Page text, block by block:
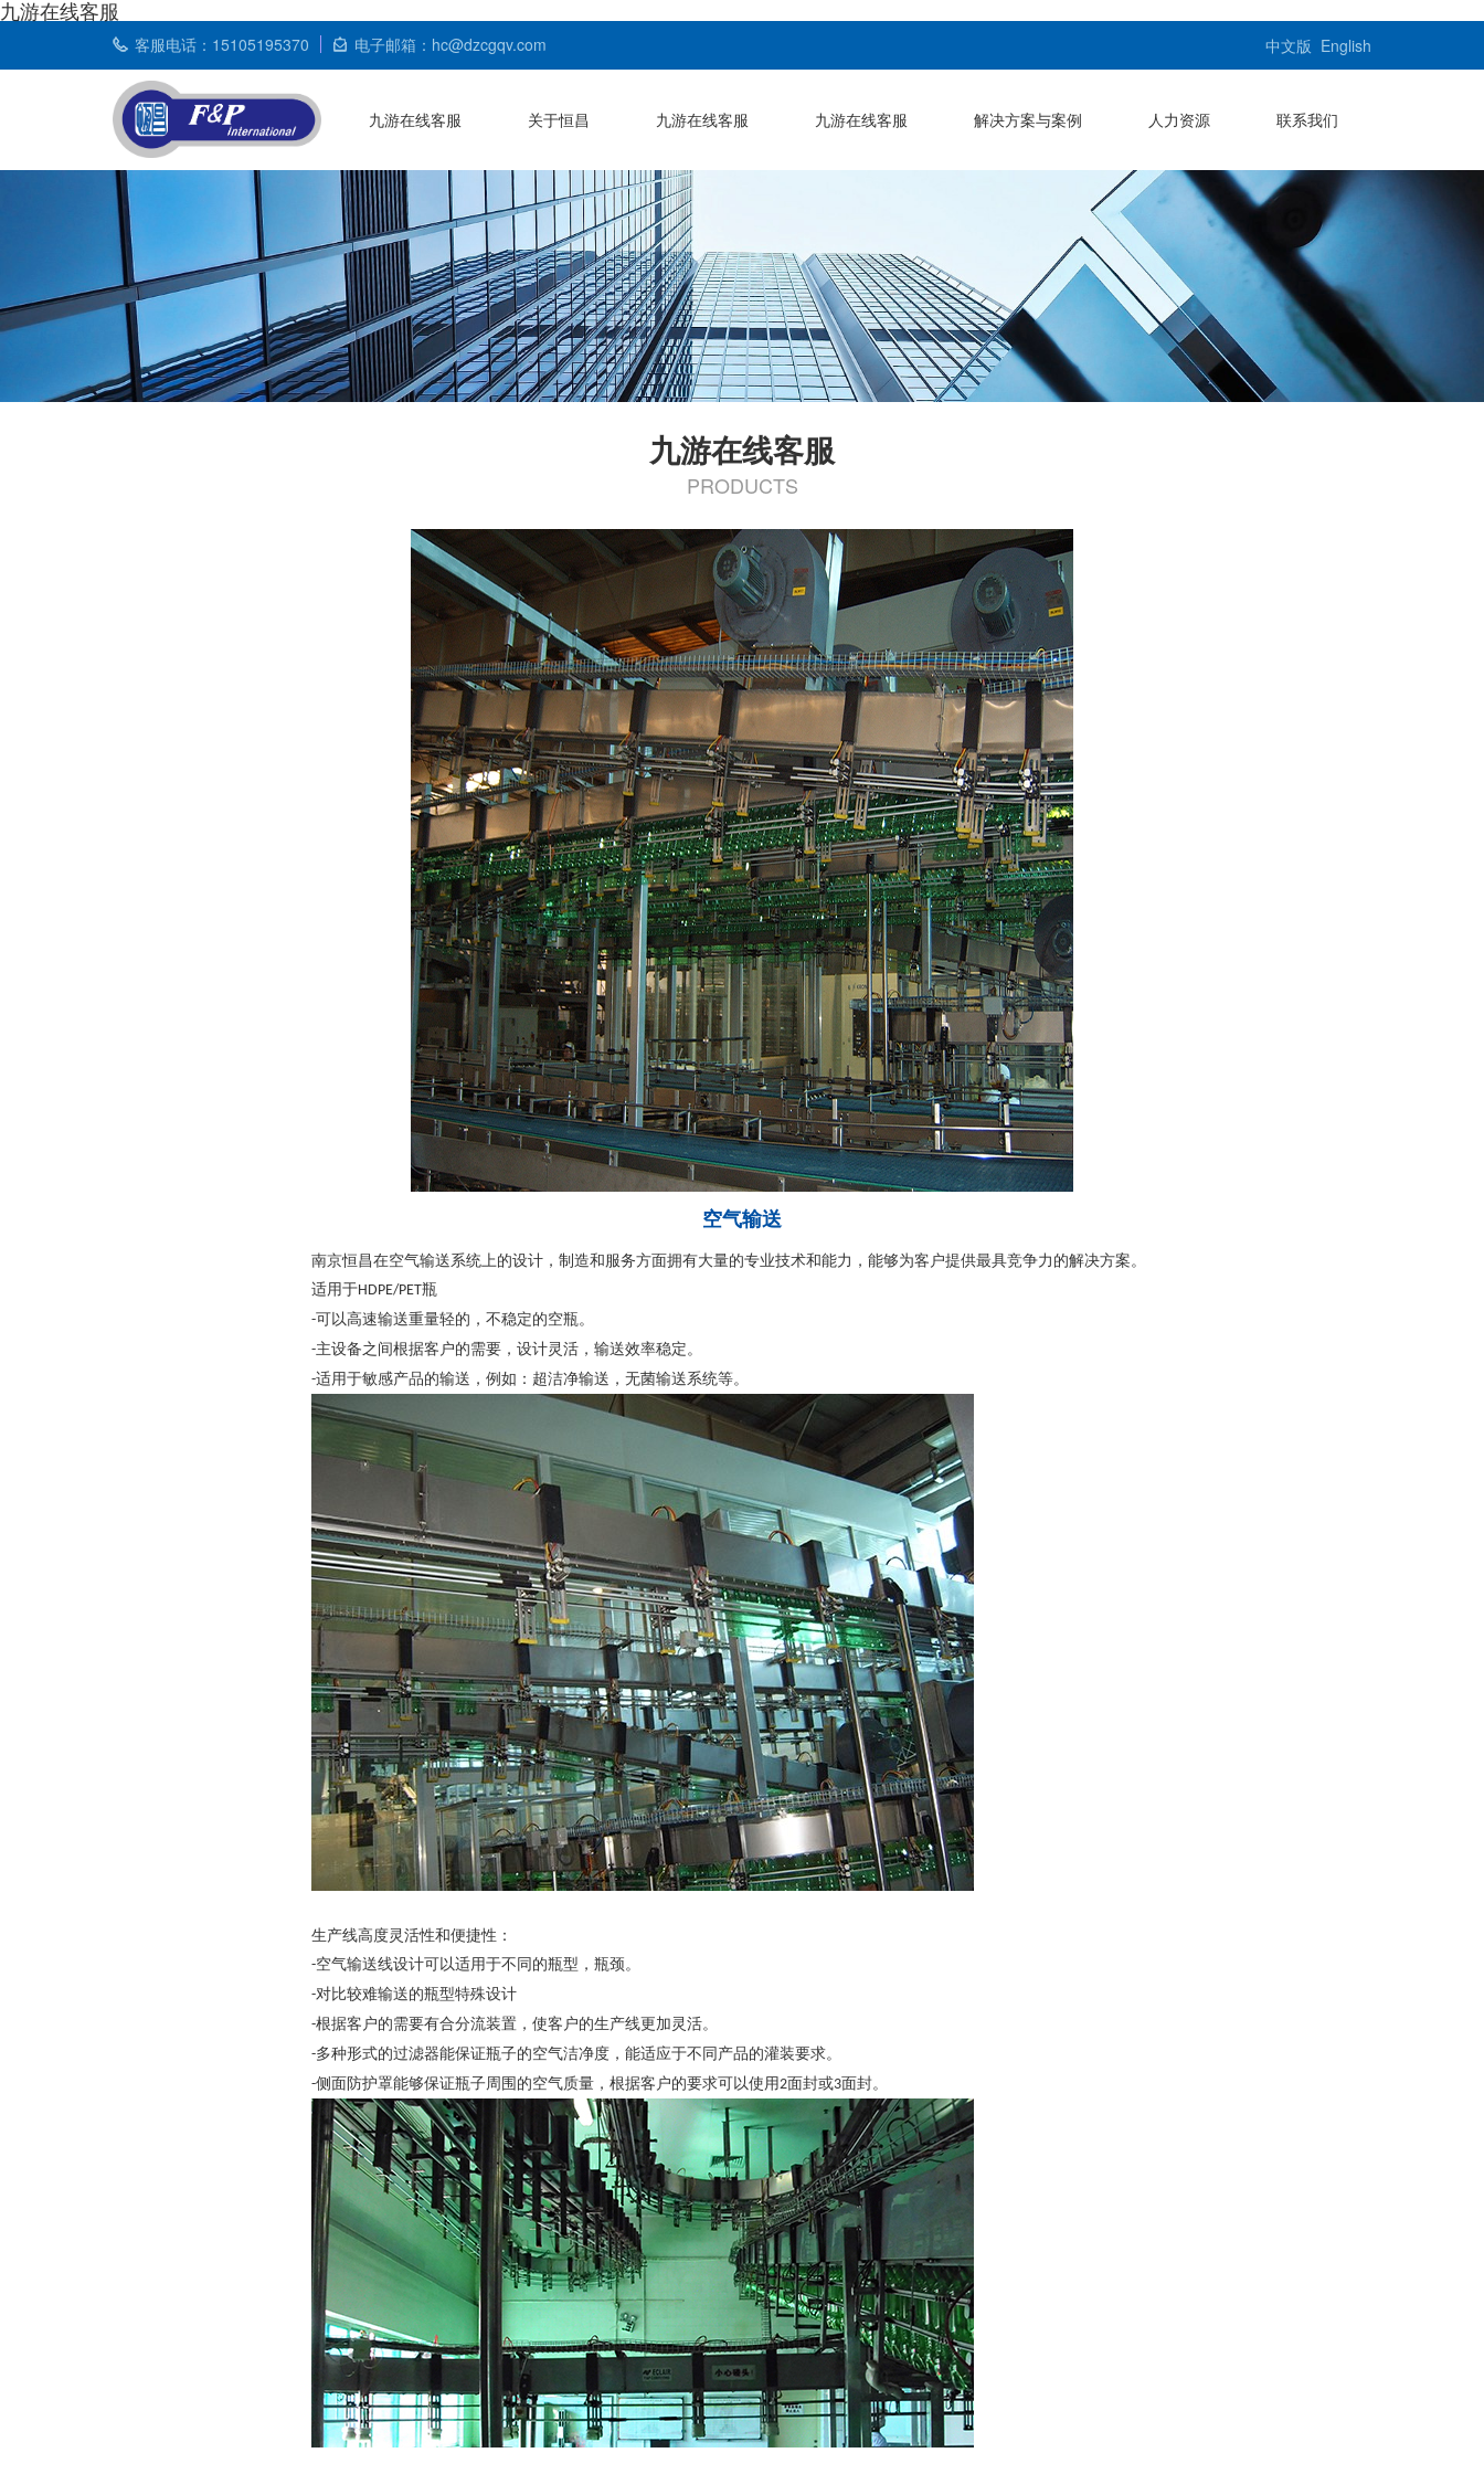
九游在线客服
客服电话：15105195370 电子邮箱：hc@dzcgqv.com 中文版 English
九游在线客服 关于恒昌 九游在线客服 九游在线客服 解决方案与案例 人力资源 联系我们
九游在线客服
PRODUCTS
空气输送
南京恒昌在空气输送系统上的设计，制造和服务方面拥有大量的专业技术和能力，能够为客户提供最具竞争力的解决方案。
适用于HDPE/PET瓶
-可以高速输送重量轻的，不稳定的空瓶。
-主设备之间根据客户的需要，设计灵活，输送效率稳定。
-适用于敏感产品的输送，例如：超洁净输送，无菌输送系统等。
生产线高度灵活性和便捷性：
-空气输送线设计可以适用于不同的瓶型，瓶颈。
-对比较难输送的瓶型特殊设计
-根据客户的需要有合分流装置，使客户的生产线更加灵活。
-多种形式的过滤器能保证瓶子的空气洁净度，能适应于不同产品的灌装要求。
-侧面防护罩能够保证瓶子周围的空气质量，根据客户的要求可以使用2面封或3面封。